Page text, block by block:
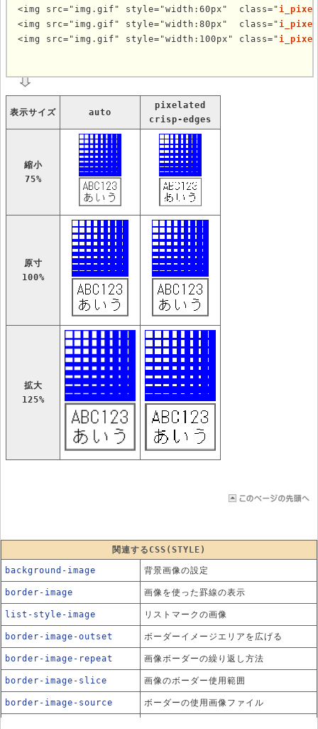
<img src="img.gif" style="width:60px"  class="
<img src="img.gif" style="width:80px"  class="
<img src="img.gif" style="width:100px" class="
表示サイズ auto
pixelated
crisp-edges
縮小
75%
原寸
100%
拡大
125%
関連するCSS(STYLE)
background-image 背景画像の設定
border-image 画像を使った罫線の表示
list-style-image リストマークの画像
border-image-outset ボーダーイメージエリアを広げる
border-image-repeat 画像ボーダーの繰り返し方法
border-image-slice 画像のボーダー使用範囲
border-image-source ボーダーの使用画像ファイル